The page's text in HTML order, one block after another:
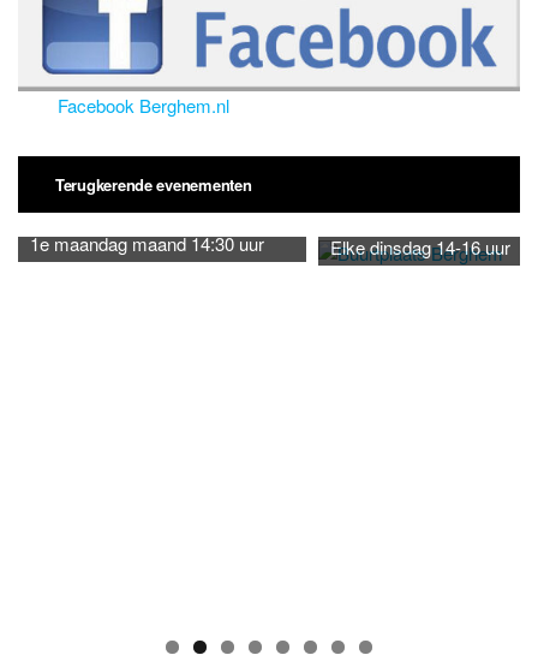
Facebook Berghem.nl
Terugkerende evenementen
1e maandag maand 14:30 uur Elke dinsdag 14-16 uur